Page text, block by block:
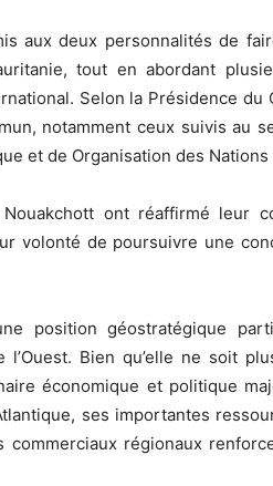
aux deux personnalités de
tout en abordant
Selon la Présidence du
notamment ceux suivis au
et de Organisation des Nations
ont réaffirmé leur
volonté de poursuivre une
position géostratégique
Bien qu’elle ne soit
économique et politique
ses importantes
régionaux